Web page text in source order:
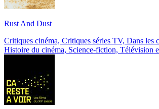
Rust And Dust
Critiques cinéma, Critiques séries TV, Dans les
Histoire du cinéma, Science-fiction, Télévision